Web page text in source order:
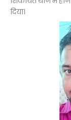
दिया।